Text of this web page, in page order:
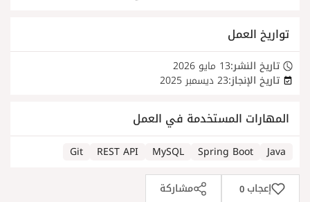
تواريخ العمل
تاريخ النشر:13 مايو 2026
تاريخ الإنجاز:23 ديسمبر 2025
المهارات المستخدمة في العمل
Java
Spring Boot
MySQL
REST API
Git
إعجاب 0 مشاركة